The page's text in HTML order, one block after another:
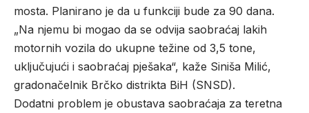
mosta. Planirano je da u funkciji bude za 90 dana.
„Na njemu bi mogao da se odvija saobraćaj lakih
motornih vozila do ukupne težine od 3,5 tone,
uključujući i saobraćaj pješaka“, kaže Siniša Milić,
gradonačelnik Brčko distrikta BiH (SNSD).
Dodatni problem je obustava saobraćaja za teretna